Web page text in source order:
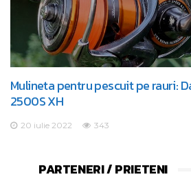
Mulineta pentru pescuit pe rauri:
2500S XH
20 iulie 2022 343
PARTENERI / PRIETENI